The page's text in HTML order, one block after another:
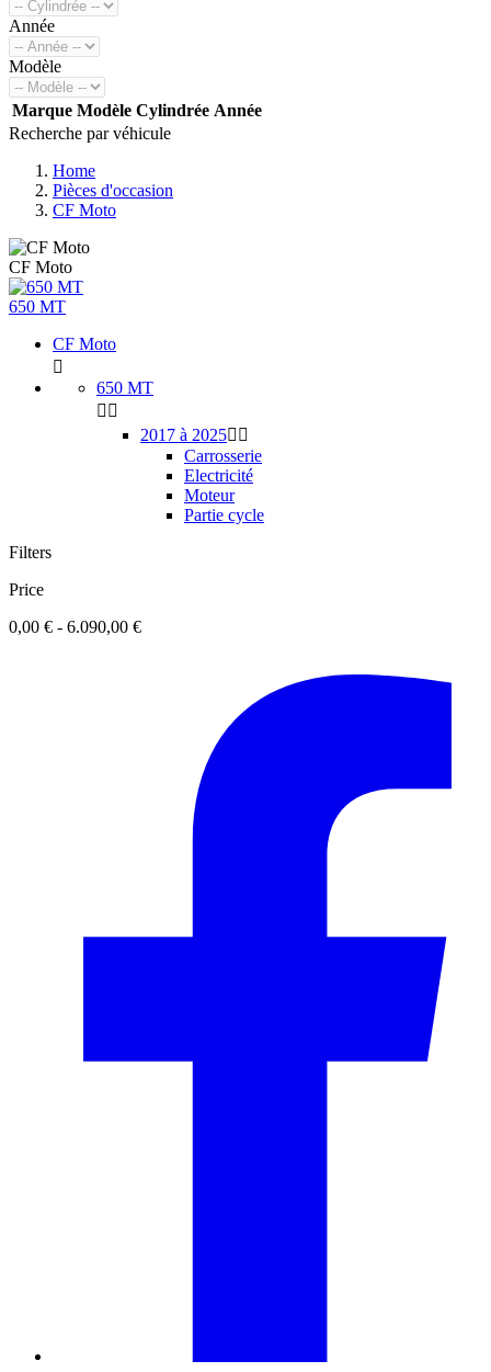
Année
Modèle
Marque Modèle Cylindrée Année
Recherche par véhicule
Home
Pièces d'occasion
CF Moto
CF Moto
650 MT
CF Moto

650 MT
 
2017 à 2025 
Carrosserie
Electricité
Moteur
Partie cycle
Filters
Price
0,00 € - 6.090,00 €